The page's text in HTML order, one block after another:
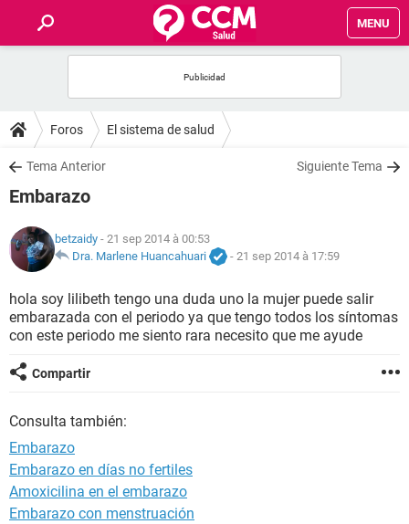
MENU
FORUMS
SALUD
NUTRICIÓN
BIENESTAR
Foros El sistema de salud
Tema Anterior Siguiente Tema
Embarazo
betzaidy - 21 sep 2014 à 00:53
Dra. Marlene Huancahuari
- 21 sep 2014 à 17:59
hola soy lilibeth tengo una duda uno la mujer puede salir
embarazada con el periodo ya que tengo todos los síntomas
con este periodo me siento rara necesito que me ayude
Compartir
Consulta también:
Embarazo
Embarazo en días no fertiles
Amoxicilina en el embarazo
Embarazo con menstruación